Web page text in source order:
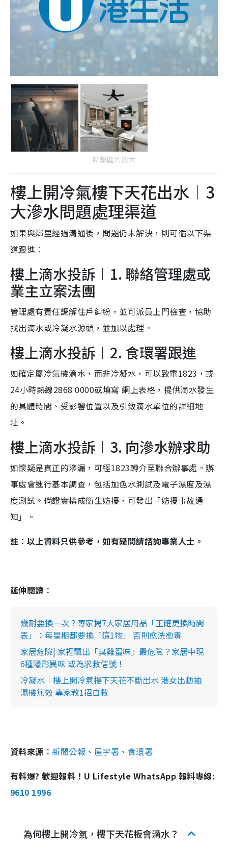
點擊圖片放大
樓上開冷氣樓下天花出水︱3
大滲水問題處理渠道
如果與鄰里經過溝通後，問題仍未解決，則可循以下渠
道跟進︰
樓上滴水投訴︱1. 聯絡管理處或
業主立案法團
管理處有責任調解住戶糾紛，並可派員上門檢查，協助
找出滴水或冷凝水源頭，並加以處理。
樓上滴水投訴︱2. 食環署跟進
如確定屬冷氣機滴水，而非冷凝水，可以致電1823，或
24小時熱線2868 0000或填寫 網上表格，提供滴水發生
的具體時間、受影響位置以及引致滴水單位的詳細地
址。
樓上滴水投訴︱3. 向滲水辦求助
如懷疑是真正的滲漏，可經1823轉介至聯合辦事處。辦
事處會進行基本調查，包括加色水測試及電子濕度及濕
度測試。倘證實構成衛生妨擾，可發出「妨擾事故通
知」。
註︰以上資料只供參考，如有疑問請諮詢專業人士。
延伸閱讀︰
幾耐要換一次？專家揭7大家居用品「正確更換時間
表」：每星期都要換「這1物」 否則愈洗愈毒
家居危險| 家裡飄出「臭雞蛋味」最危險？家居中現
6種隱形異味 或為求救信號！
冷凝水｜樓上開冷氣樓下天花不斷出水 港女出動抽
濕機無效 專家教1招自救
資料來源︰新聞公報 、 屋宇署 、 食環署
有料爆? 歡迎報料！U Lifestyle WhatsApp 報料專線:
9610 1996
為何樓上開冷氣，樓下天花板會滴水？